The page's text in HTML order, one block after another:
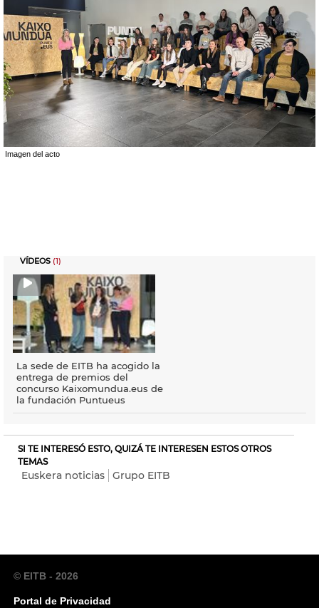
Imagen del acto
VÍDEOS (1)
La sede de EITB ha acogido la
entrega de premios del
concurso Kaixomundua.eus de
la fundación Puntueus
SI TE INTERESÓ ESTO, QUIZÁ TE INTERESEN ESTOS OTROS
TEMAS
Euskera noticias Grupo EITB
© EITB - 2026
Portal de Privacidad